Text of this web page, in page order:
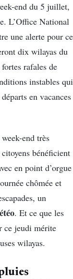
end du 5 juillet,
L’Office National
une alerte pour ce
dix wilayas du
rafales de
instables qui
en vacances
end très
bénéficient
en point d’orgue
chômée et
un
. Et ce que les
ce jeudi mérite
wilayas.